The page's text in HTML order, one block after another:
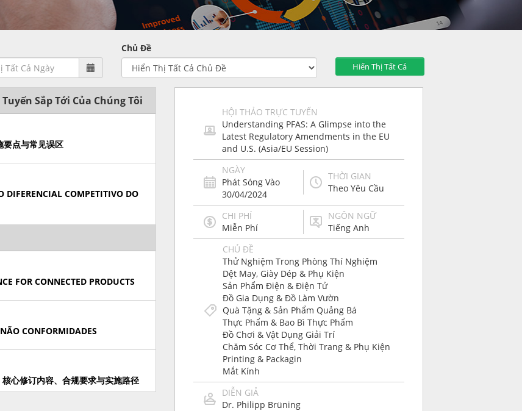
Chủ Đề
Hiển Thị Tất Cả
Sắp Tới Của Chúng Tôi
要点与常见误区
DIFERENCIAL COMPETITIVO DO
FOR CONNECTED PRODUCTS
CONFORMIDADES
心修订内容、合规要求与实施路径
HỘI THẢO TRỰC TUYẾN
Understanding PFAS: A Glimpse into the
Latest Regulatory Amendments in the EU
and U.S. (Asia/EU Session)
NGÀY
Phát Sóng Vào
30/04/2024
THỜI GIAN
Theo Yêu Cầu
CHI PHÍ
Miễn Phí
NGÔN NGỮ
Tiếng Anh
CHỦ ĐỀ
Thử Nghiệm Trong Phòng Thí Nghiệm
Dệt May, Giày Dép & Phụ Kiện
Sản Phẩm Điện & Điện Tử
Đồ Gia Dụng & Đồ Làm Vườn
Quà Tặng & Sản Phẩm Quảng Bá
Thực Phẩm & Bao Bì Thực Phẩm
Đồ Chơi & Vật Dụng Giải Trí
Chăm Sóc Cơ Thể, Thời Trang & Phụ Kiện
Printing & Packagin
Mắt Kính
DIỄN GIẢ
Dr. Philipp Brüning